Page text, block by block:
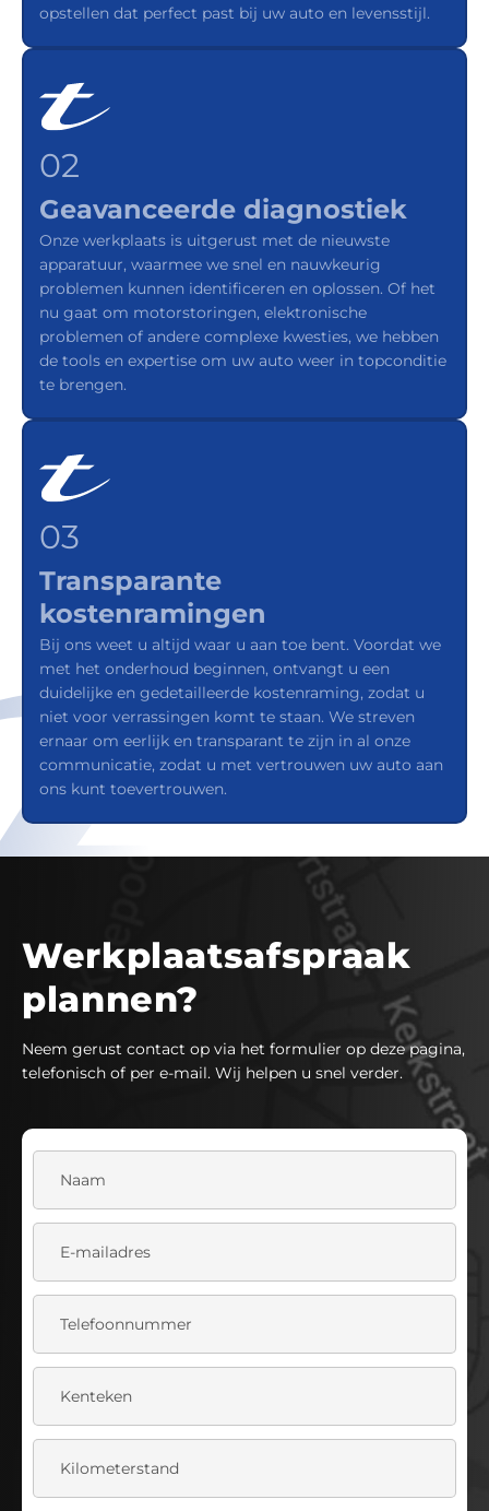
opstellen dat perfect past bij uw auto en levensstijl.
02
Geavanceerde diagnostiek
Onze werkplaats is uitgerust met de nieuwste
apparatuur, waarmee we snel en nauwkeurig
problemen kunnen identificeren en oplossen. Of het
nu gaat om motorstoringen, elektronische
problemen of andere complexe kwesties, we hebben
de tools en expertise om uw auto weer in topconditie
te brengen.
03
Transparante
kostenramingen
Bij ons weet u altijd waar u aan toe bent. Voordat we
met het onderhoud beginnen, ontvangt u een
duidelijke en gedetailleerde kostenraming, zodat u
niet voor verrassingen komt te staan. We streven
ernaar om eerlijk en transparant te zijn in al onze
communicatie, zodat u met vertrouwen uw auto aan
ons kunt toevertrouwen.
Werkplaatsafspraak
plannen?
Neem gerust contact op via het formulier op deze pagina,
telefonisch of per e-mail. Wij helpen u snel verder.